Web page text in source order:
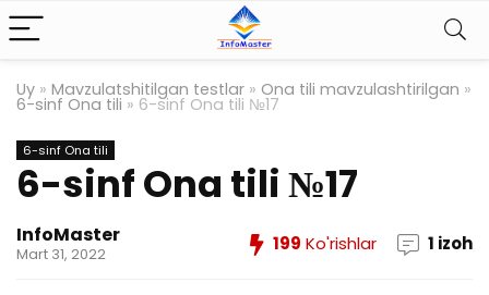
Uy » Mavzulatshitilgan testlar » Ona tili mavzulashtirilgan »
6-sinf Ona tili » 6-sinf Ona tili №17
6-sinf Ona tili
6-sinf Ona tili №17
InfoMaster
Mart 31, 2022 199 Ko'rishlar 1 izoh